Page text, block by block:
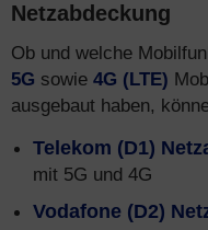
Netzabdeckung
Ob und welche
5G sowie 4G (LTE)
ausgebaut haben,
Telekom (D1)
mit 5G und 4G
Vodafone (D2)